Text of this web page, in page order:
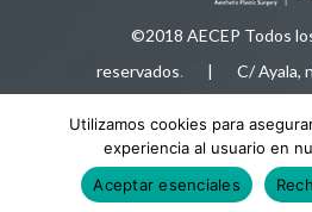
©2018 AECEP Todos
reservados. | C/ Ayala, nº
Tfnos:91 575 50 35/ 616
Utilizamos cookies para
experiencia al usuario en
Aceptar esenciales